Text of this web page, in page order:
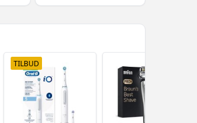
TILBUD